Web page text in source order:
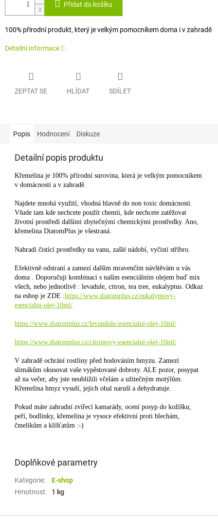
Přidat do košíku
100% přírodní produkt, který je velkým pomocníkem doma i v zahradě
Detailní informace
ZEPTAT SE HLÍDAT SDÍLET
Popis Hodnocení Diskuze
Detailní popis produktu
Křemelina je 100% přírodní surovina, která je velkým pomocníkem
v domácnosti a v zahradě.
Najdete mnohá využití, vhodná hlavně do non toxic domácnosti.
Všude tam kde nechcete použít chemii, kde nechcete zatěžovat
životní prostředí dalšími zbytečnými chemickými prostředky. Ano,
křemelina DiatomPlus je všestraná.
Nahradí čistící prostředky na vanu, zašlé nádobí, vyčistí stříbro.
Efektivně odstraní a zamezí dalším mravenčím návštěvám u vás
doma . Doporučuji kombinaci s naším esenciálním olejem buď mix
všech, nebo jednotlivě : levadule, citron, tea tree, eukalyptus. Odkaz
na eshop je ZDE :https://www.diatomplus.cz/eukalyptovy-
esencialni-olej-10ml/
https://www.diatomplus.cz/levandule-esencialni-olej-10ml/
https://www.diatomplus.cz/citronovy-esencialni-olej-10ml/
V zahradě ochrání rostliny před hodováním hmyzu. Zamezí
slimákům okusovat vaše vypěstované dobroty. ALE pozor, posypat
až na večer, aby jste neublížili včelám a užitečným motýlům.
Křemelina hmyz vysuší, jejich obal naruší a dehydratuje.
Pokud máte zahradní zvířecí kamarády, ocení posyp do kožíšku,
peří, bodlinky, křemelina je vysoce efektivní proti blechám,
čmelíkům a klíšťatům :-)
Doplňkové parametry
Kategorie:
E-shop
Hmotnost: 1 kg